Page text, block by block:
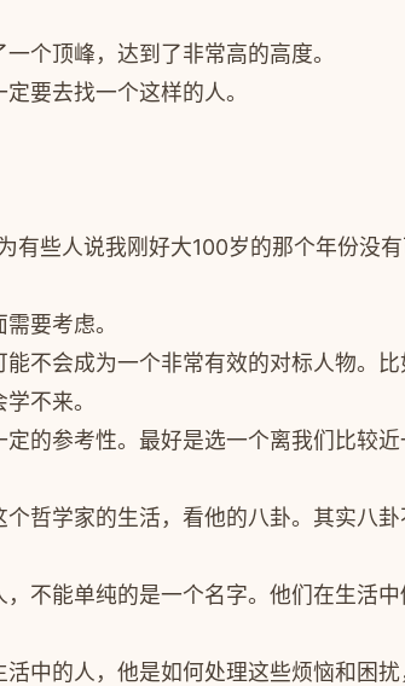
个顶峰，达到了非常高的高度。
要去找一个这样的人。
些人说我刚好大100岁的那个年份没
要考虑。
不会成为一个非常有效的对标人物。
不来。
的参考性。最好是选一个离我们比较近
哲学家的生活，看他的八卦。其实八
不能单纯的是一个名字。他们在生活
中的人，他是如何处理这些烦恼和困